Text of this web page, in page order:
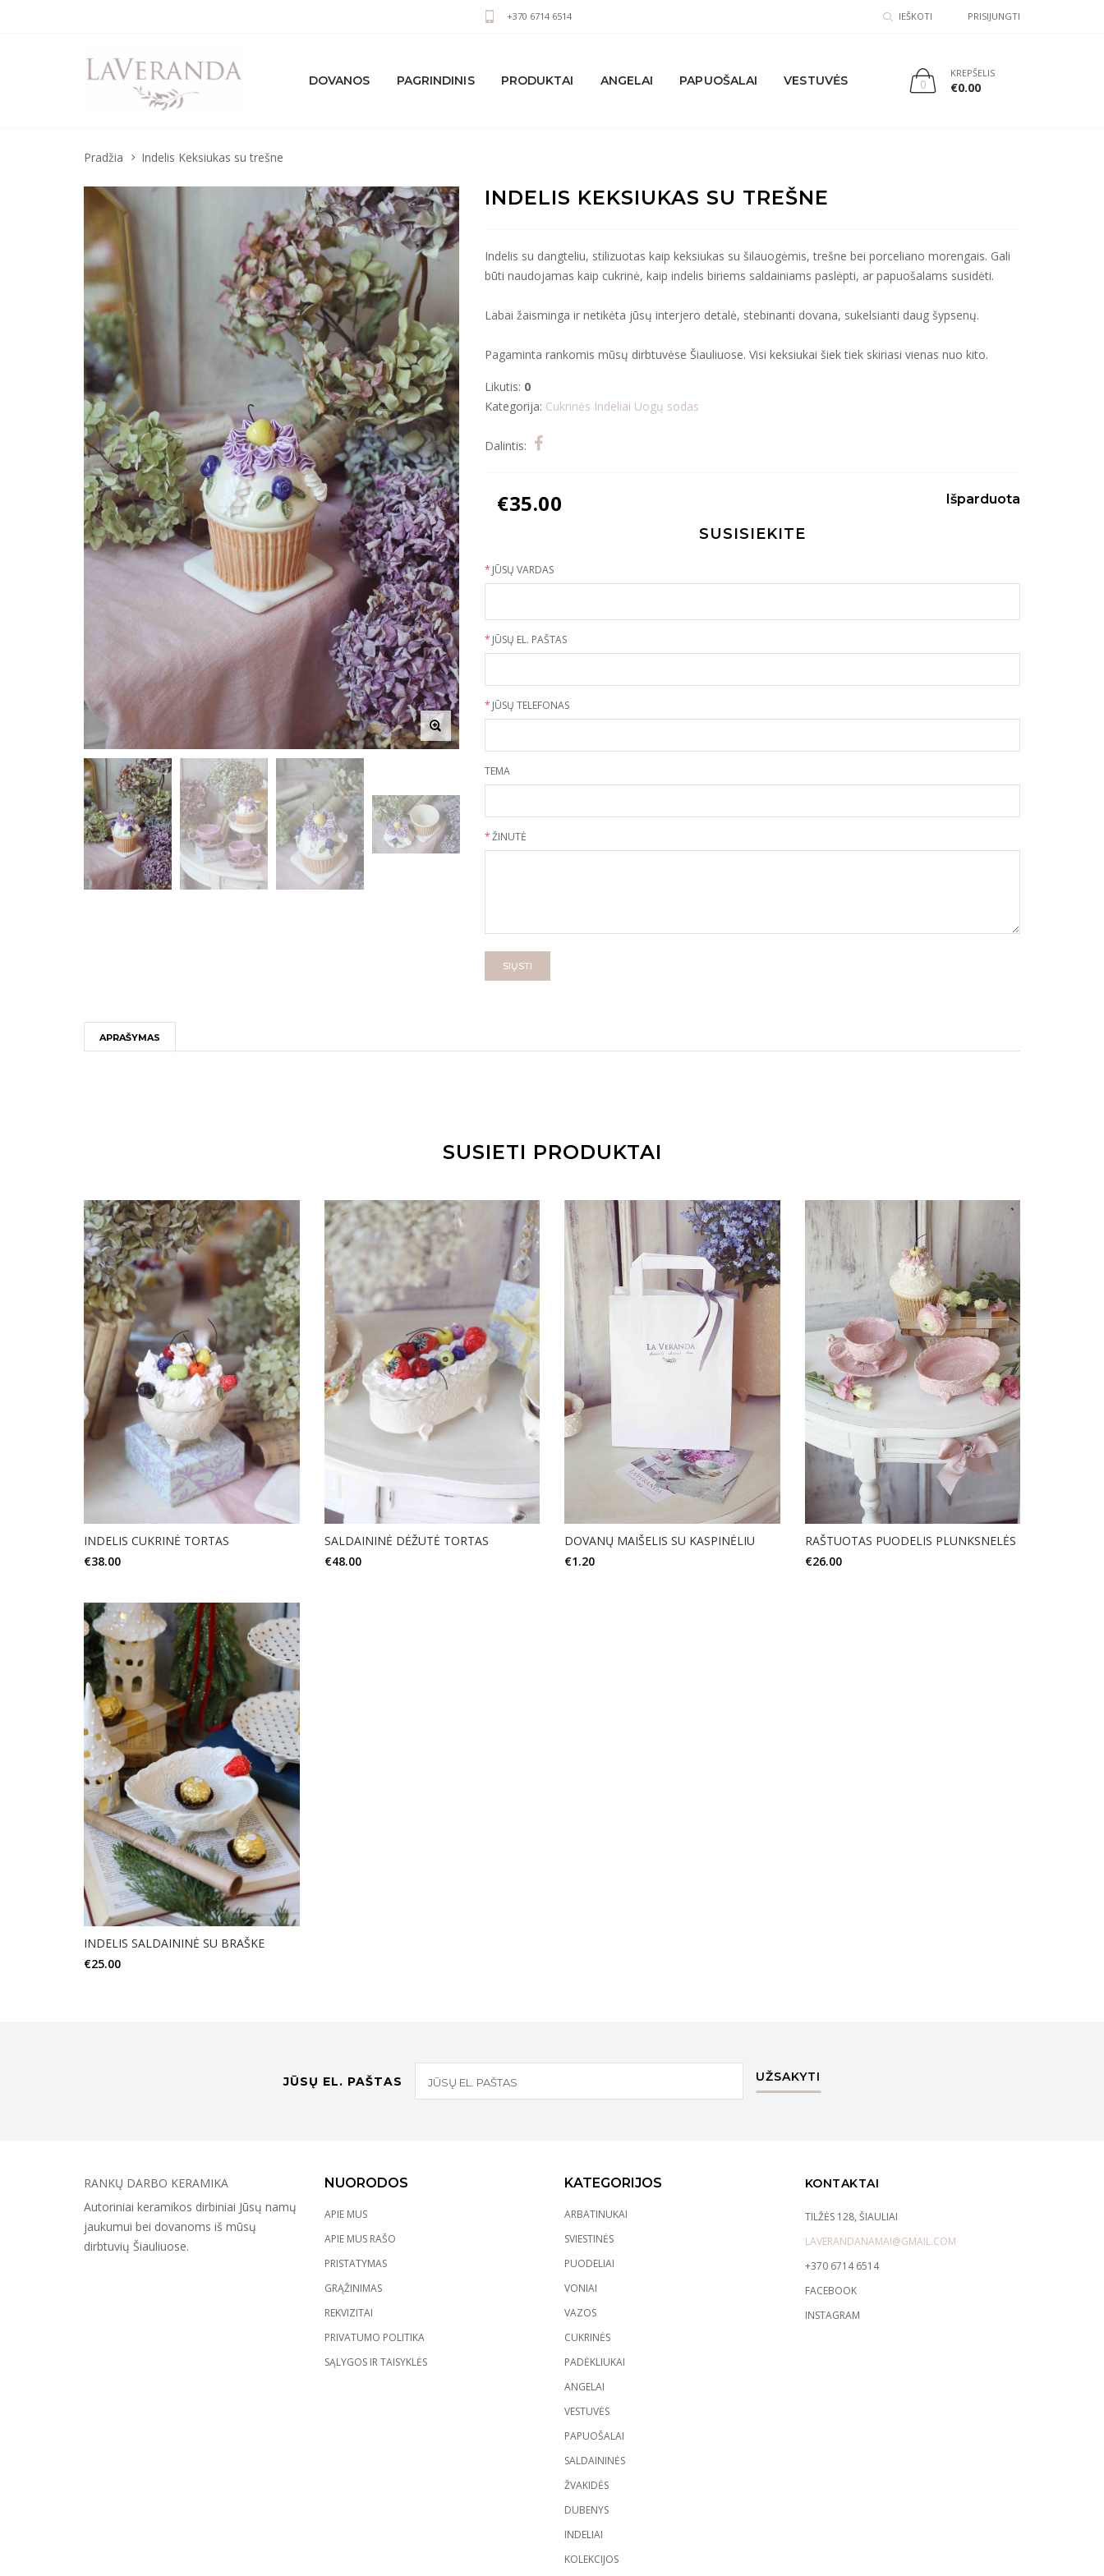
+370 6714 6514 IEŠKOTI PRISIJUNGTI
DOVANOS PAGRINDINIS PRODUKTAI ANGELAI PAPUOŠALAI VESTUVĖS 0
KREPŠELIS
€0.00
Pradžia Indelis Keksiukas su trešne
INDELIS KEKSIUKAS SU TREŠNE
Indelis su dangteliu, stilizuotas kaip keksiukas su šilauogėmis, trešne bei porceliano morengais. Gali
būti naudojamas kaip cukrinė, kaip indelis biriems saldainiams paslėpti, ar papuošalams susidėti.
Labai žaisminga ir netikėta jūsų interjero detalė, stebinanti dovana, sukelsianti daug šypsenų.
Pagaminta rankomis mūsų dirbtuvėse Šiauliuose. Visi keksiukai šiek tiek skiriasi vienas nuo kito.
Likutis: 0
Kategorija: Cukrinės Indeliai Uogų sodas
Dalintis:
€35.00 Išparduota
SUSISIEKITE
* JŪSŲ VARDAS
* JŪSŲ EL. PAŠTAS
* JŪSŲ TELEFONAS
TEMA
*ŽINUTĖ
SIŲSTI
APRAŠYMAS
SUSIETI PRODUKTAI
INDELIS CUKRINĖ TORTAS
€38.00
SALDAININĖ DĖŽUTĖ TORTAS
€48.00
DOVANŲ MAIŠELIS SU KASPINĖLIU
€1.20
RAŠTUOTAS PUODELIS PLUNKSNELĖS
€26.00
INDELIS SALDAININĖ SU BRAŠKE
€25.00
JŪSŲ EL. PAŠTAS UŽSAKYTI
RANKŲ DARBO KERAMIKA
Autoriniai keramikos dirbiniai Jūsų namų
jaukumui bei dovanoms iš mūsų
dirbtuvių Šiauliuose.
NUORODOS
APIE MUS
APIE MUS RAŠO
PRISTATYMAS
GRĄŽINIMAS
REKVIZITAI
PRIVATUMO POLITIKA
SĄLYGOS IR TAISYKLĖS
KATEGORIJOS
ARBATINUKAI
SVIESTINĖS
PUODELIAI
VONIAI
VAZOS
CUKRINĖS
PADĖKLIUKAI
ANGELAI
VESTUVĖS
PAPUOŠALAI
SALDAININĖS
ŽVAKIDĖS
DUBENYS
INDELIAI
KOLEKCIJOS
KONTAKTAI
TILŽĖS 128, ŠIAULIAI
LAVERANDANAMAI@GMAIL.COM
+370 6714 6514
FACEBOOK
INSTAGRAM